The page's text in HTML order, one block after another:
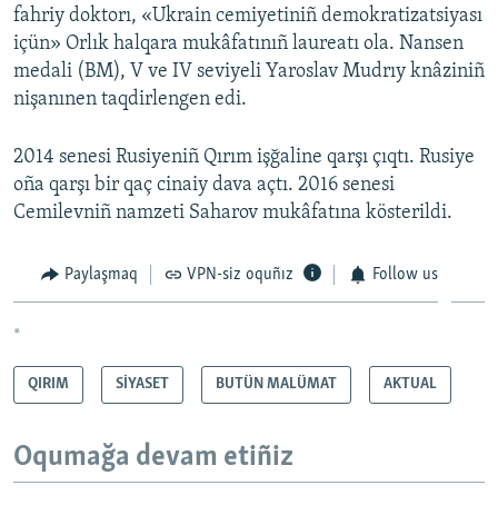
fahriy doktorı, «Ukrain cemiyetiniñ demokratizatsiyası
içün» Orlık halqara mukâfatınıñ laureatı ola. Nansen
medali (BM), V ve IV seviyeli Yaroslav Mudrıy knâziniñ
nişanınen taqdirlengen edi.
2014 senesi Rusiyeniñ Qırım işğaline qarşı çıqtı. Rusiye
oña qarşı bir qaç cinaiy dava açtı. 2016 senesi
Cemilevniñ namzeti Saharov mukâfatına kösterildi.
Paylaşmaq VPN-siz oquñız Follow us
*
QIRIM SİYASET BUTÜN MALÜMAT AKTUAL
Oqumağa devam etiñiz